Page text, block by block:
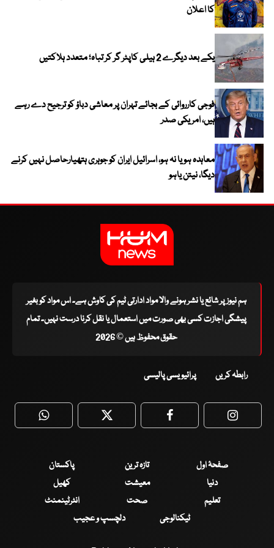
کا اعلان
یکے بعد دیگرے 2 ہیلی کاپٹر گر کر تباہ؛ متعدد ہلاکتیں
فوجی کارروائی کے بجائے تہران پر معاشی دباؤ کو ترجیح دے رہے
ہیں، امریکی صدر
معاہدہ ہو یا نہ ہو، اسرائیل ایران کو جوہری ہتھیارحاصل نہیں کرنے
دیگا، نیتن یاہو
ہم نیوز پر شائع یا نشر ہونے والا مواد ادارتی ٹیم کی کاوش ہے۔ اس مواد کو بغیر
پیشگی اجازت کسی بھی صورت میں استعمال یا نقل کرنا درست نہیں۔ تمام
حقوق محفوظ ہیں © 2026
رابطہ کریں پرائیویسی پالیسی
WhatsApp Twitter Facebook
صفحۂ اول تازہ ترین
پاکستان
دنیا
معیشت
کھیل
تعلیم
صحت
انٹرٹینمنٹ
ٹیکنالوجی
دلچسپ و عجیب